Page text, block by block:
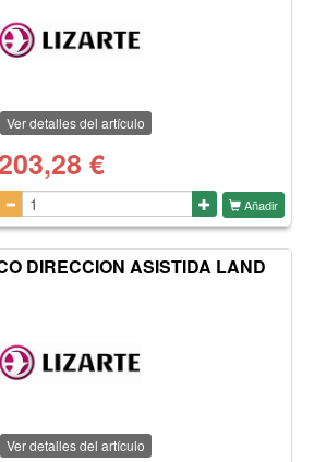
Ver detalles del artículo
€
Añadir
DIRECCION ASISTIDA LAND
Ver detalles del artículo